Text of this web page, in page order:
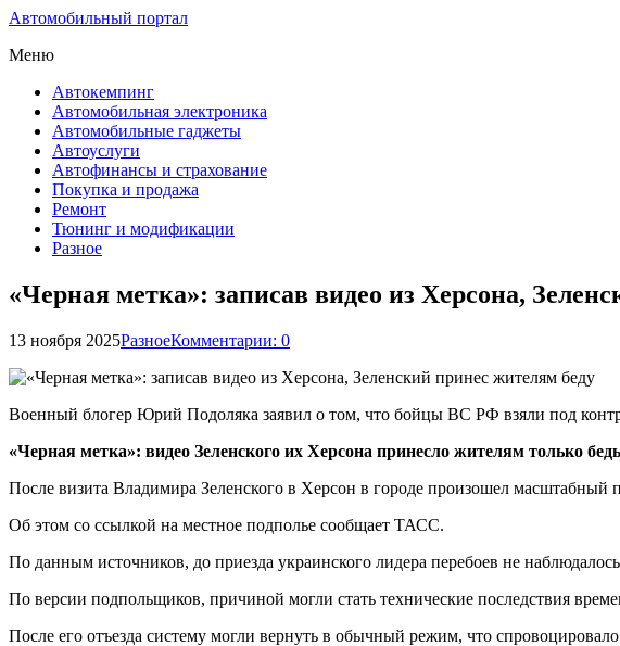
Автомобильный портал
Меню
Автокемпинг
Автомобильная электроника
Автомобильные гаджеты
Автоуслуги
Автофинансы и страхование
Покупка и продажа
Ремонт
Тюнинг и модификации
Разное
«Черная метка»: записав видео из Херсона,
13 ноября 2025РазноеКомментарии: 0
Военный блогер Юрий Подоляка заявил о том, что бойцы ВС РФ взяли под
«Черная метка»: видео Зеленского их Херсона принесло жителям только
После визита Владимира Зеленского в Херсон в городе произошел масштабный
Об этом со ссылкой на местное подполье сообщает ТАСС.
По данным источников, до приезда украинского лидера перебоев не
По версии подпольщиков, причиной могли стать технические последствия
После его отъезда систему могли вернуть в обычный режим, что